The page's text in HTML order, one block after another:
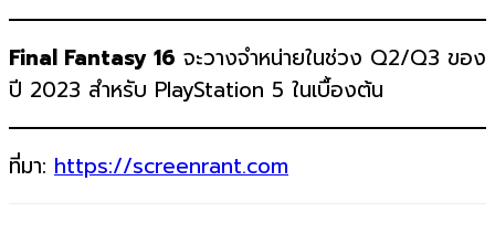
Final Fantasy 16 จะวางจำหน่ายในช่วง Q2/Q3 ของ
ปี 2023 สำหรับ PlayStation 5 ในเบื้องต้น
ที่มา: https://screenrant.com